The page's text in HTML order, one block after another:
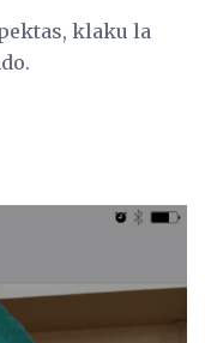
klaku la